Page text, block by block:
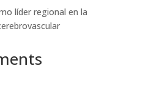
líder regional en la